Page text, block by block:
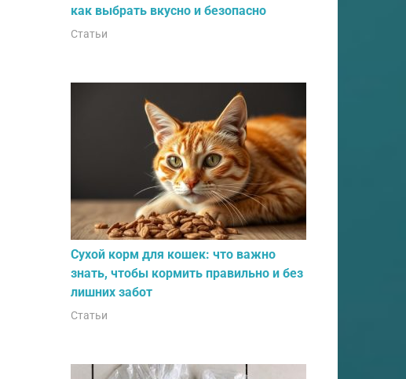
как выбрать вкусно и безопасно
Статьи
Сухой корм для кошек: что важно
знать, чтобы кормить правильно и без
лишних забот
Статьи